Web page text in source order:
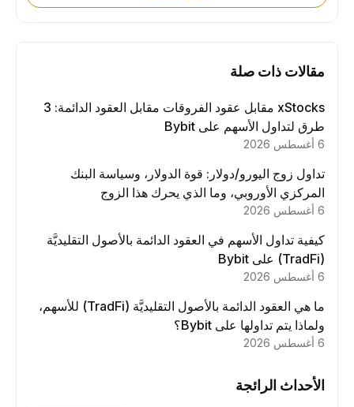
مقالات ذات صلة
xStocks مقابل عقود الفروقات مقابل العقود الدائمة: 3
طرق لتداول الأسهم على Bybit
تداول زوج اليورو/دولار: قوة الدولار، وسياسة البنك
المركزي الأوروبي، وما الذي يحرك هذا الزوج
كيفية تداول الأسهم في العقود الدائمة بالأصول التقليديَّة
ما هي العقود الدائمة بالأصول التقليديَّة (TradFi) للأسهم،
ولماذا يتم تداولها على Bybit؟
الأحداث الرائجة